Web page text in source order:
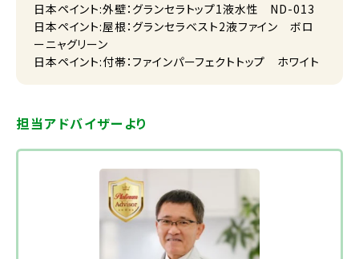
日本ペイント:外壁：グランセラトップ1液水性 ND-013
日本ペイント:屋根：グランセラベスト2液ファイン ボロ
ーニャグリーン
日本ペイント:付帯：ファインパーフェクトトップ ホワイト
担当アドバイザーより